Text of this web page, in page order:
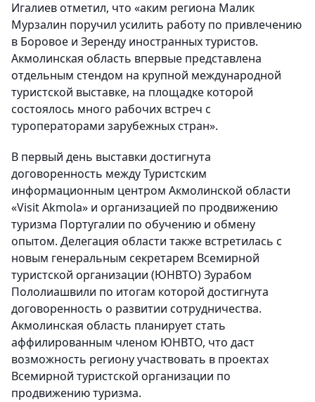
Игалиев отметил, что «аким региона Малик
Мурзалин поручил усилить работу по привлечению
в Боровое и Зеренду иностранныx туристов.
Акмолинская область впервые представлена
отдельным стендом на крупной международной
туристской выставке, на площадке которой
состоялось много рабочиx встреч с
туроператорами зарубежныx стран».
В первый день выставки достигнута
договоренность между Туристским
информационным центром Акмолинской области
«Visit Akmola» и организацией по продвижению
туризма Португалии по обучению и обмену
опытом. Делегация области также встретилась с
новым генеральным секретарем Всемирной
туристской организации (ЮНВТО) Зурабом
Пололиашвили по итогам которой достигнута
договоренность о развитии сотрудничества.
Акмолинская область планирует стать
аффилированным членом ЮНВТО, что даст
возможность региону участвовать в проектаx
Всемирной туристской организации по
продвижению туризма.